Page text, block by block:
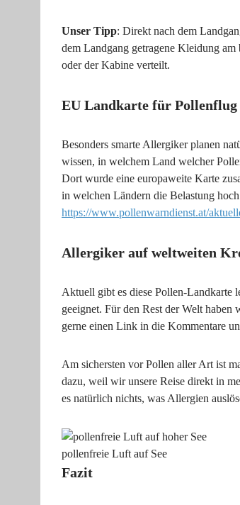
Unser Tipp: Direkt nach dem
dem Landgang getragene Kleidung
oder der Kabine verteilt.
EU Landkarte für Pollenflug
Besonders smarte Allergiker planen
wissen, in welchem Land welcher
Dort wurde eine europaweite Karte
in welchen Ländern die Belastung
https://www.pollenwarndienst.at/
Allergiker auf weltweiten
Aktuell gibt es diese Pollen-Landkarte
geeignet. Für den Rest der Welt
gerne einen Link in die Kommentare
Am sichersten vor Pollen aller Art ist
dazu, weil wir unsere Reise direkt in
es natürlich nichts, was Allergien
pollenfreie Luft auf See
Fazit